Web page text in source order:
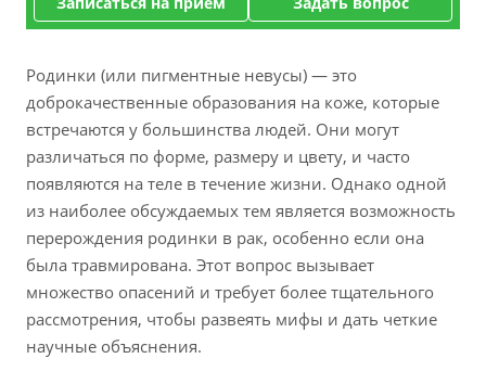
Родинки (или пигментные невусы) — это
доброкачественные образования на коже, которые
встречаются у большинства людей. Они могут
различаться по форме, размеру и цвету, и часто
появляются на теле в течение жизни. Однако одной
из наиболее обсуждаемых тем является возможность
перерождения родинки в рак, особенно если она
была травмирована. Этот вопрос вызывает
множество опасений и требует более тщательного
рассмотрения, чтобы развеять мифы и дать четкие
научные объяснения.